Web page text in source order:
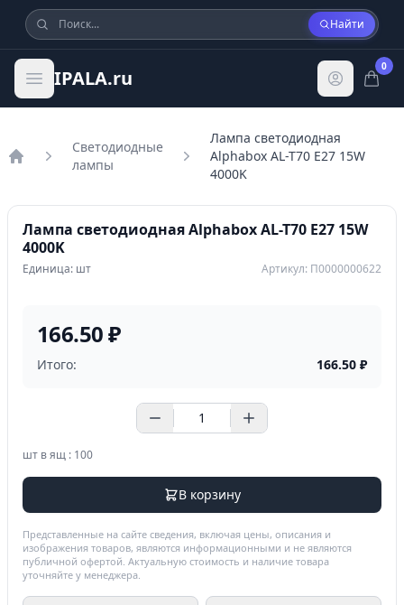
Найти
IPALA.ru
0
Светодиодные
лампы
Лампа светодиодная
Alphabox AL-T70 E27 15W
4000K
Лампа светодиодная Alphabox AL-T70 E27 15W
4000K
Единица: шт Артикул: П0000000622
166.50 ₽
Итого: 166.50 ₽
шт в ящ : 100
В корзину
Представленные на сайте сведения, включая цены, описания и
изображения товаров, являются информационными и не являются
публичной офертой. Актуальную стоимость и наличие товара
уточняйте у менеджера.